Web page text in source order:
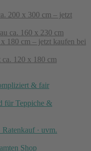
ca. 160 x 230 cm
120 x 180 cm
& fair
für Teppiche &
Ratenkauf · uvm.
Shop